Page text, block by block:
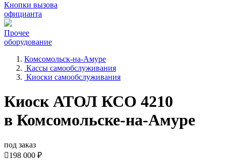
Кнопки вызова
официанта
Прочее
оборудование
Комсомольск-на-Амуре
Кассы самообслуживания
Киоски самообслуживания
Киоск АТОЛ КСО 4210
в Комсомольске-на-Амуре
под заказ
198 000 ₽